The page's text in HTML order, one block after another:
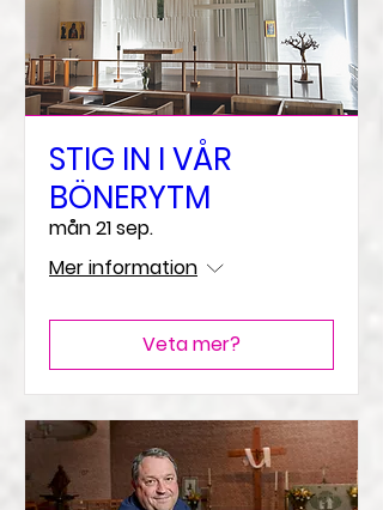
STIG IN I VÅR
BÖNERYTM
mån 21 sep.
Mer information
Veta mer?